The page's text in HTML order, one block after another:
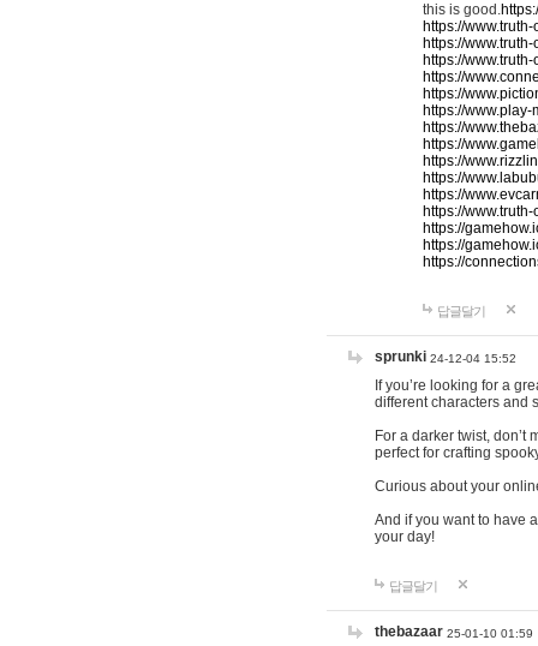
this is good.
https://
https://
https://
https://
https://
https://
https://
https://
https://
https://
https://
https://
https://
https://
https://
답글달기
sprunki 24-12-04 15:52
If you’re looking for a
different characters and
For a darker twist, don’t
perfect for crafting
Curious about your
And if you want to have
your day!
답글달기
thebazaar 25-01-10 01:59